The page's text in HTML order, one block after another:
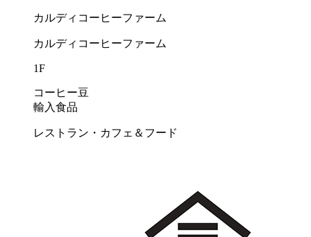
カルディコーヒーファーム
カルディコーヒーファーム
1F
コーヒー豆
輸入食品
レストラン・カフェ＆フード